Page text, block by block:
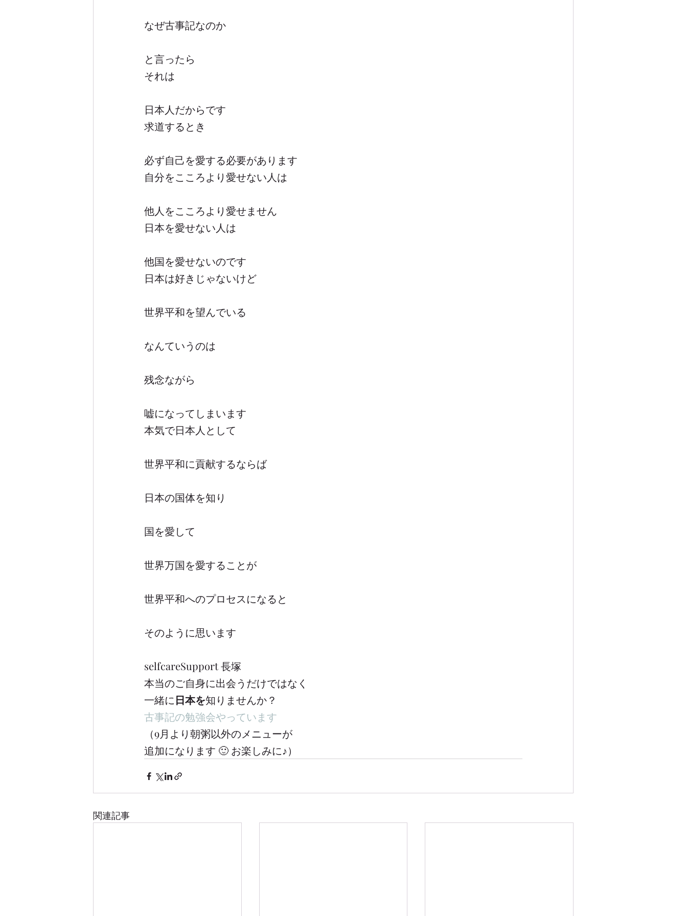
なぜ古事記なのか
と言ったら
それは
日本人だからです
求道するとき
必ず自己を愛する必要があります
自分をこころより愛せない人は
他人をこころより愛せません
日本を愛せない人は
他国を愛せないのです
日本は好きじゃないけど
世界平和を望んでいる
なんていうのは
残念ながら
嘘になってしまいます
本気で日本人として
世界平和に貢献するならば
日本の国体を知り
国を愛して
世界万国を愛することが
世界平和へのプロセスになると
そのように思います
selfcareSupport 長塚
本当のご自身に出会うだけではなく
一緒に日本を知りませんか？
古事記の勉強会やっています
（9月より朝粥以外のメニューが
追加になります 🙂 お楽しみに♪）
関連記事